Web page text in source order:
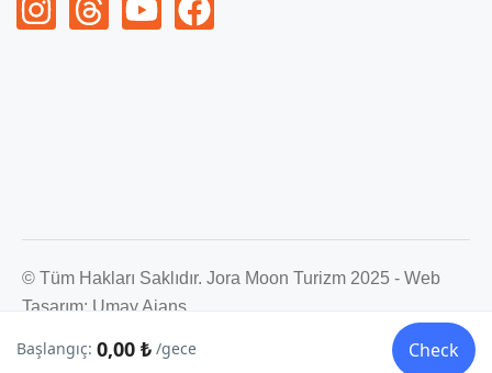
Başlangıç: 0,00 ₺ /gece Check
© Tüm Hakları Saklıdır. Jora Moon Turizm 2025 - Web
Tasarım: Umay Ajans